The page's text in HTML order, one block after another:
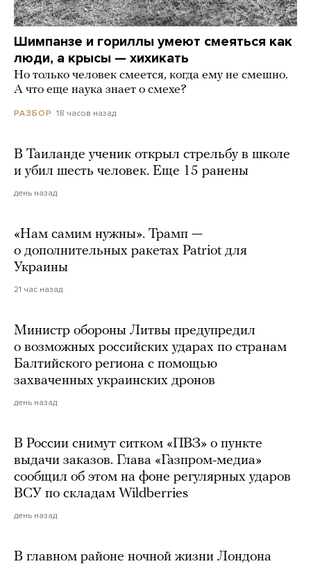
Шимпанзе и гориллы умеют смеяться как
люди, а крысы — хихикать
Но только человек смеется, когда ему не смешно.
А что еще наука знает о смехе?
РАЗБОР 18 часов назад
В Таиланде ученик открыл стрельбу в школе
и убил шесть человек. Еще 15 ранены
день назад
«Нам самим нужны». Трамп —
о дополнительных ракетах Patriot для
Украины
21 час назад
Министр обороны Литвы предупредил
о возможных российских ударах по странам
Балтийского региона с помощью
захваченных украинских дронов
день назад
В России снимут ситком «ПВЗ» о пункте
выдачи заказов. Глава «Газпром-медиа»
сообщил об этом на фоне регулярных ударов
ВСУ по складам Wildberries
день назад
В главном районе ночной жизни Лондона